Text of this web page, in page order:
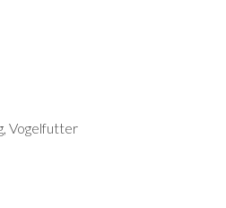
Vogelfutter